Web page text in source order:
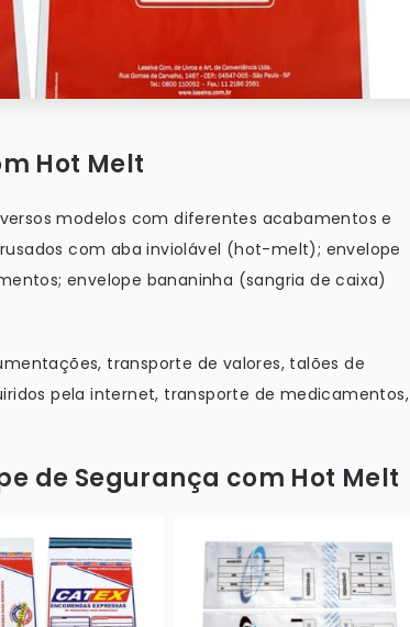
Hot Melt
modelos com diferentes acabamentos e
com aba inviolável (hot-melt); envelope
envelope bananinha (sangria de caixa)
transporte de valores, talões de
pela internet, transporte de medicamentos,
de Segurança com Hot Melt